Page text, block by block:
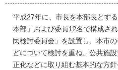
平成27年に、市長を本部長とす
本部」および委員12名で構成さ
民検討委員会」を設置し、本市
どについて検討を重ね、公共施
正化などに取り組む基本的な方